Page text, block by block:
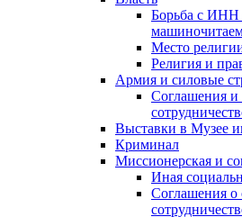
Борьба с ИНН
Место
Религия и
Армия и силовые
Соглашения и
Выставки в Музее
Криминал
Миссионерская и
Иная
Соглашения о